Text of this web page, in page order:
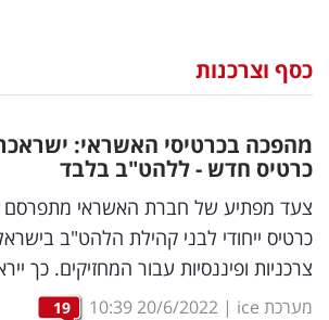
וצרכנות
דיגיטל
וטק
שיווק
ופרסום
כסף וצרכנות
מהפכה בכרטיסי האשראי:
כרטיס חדש - ללהט"ב בלבד
צעד מפתיע של חברת האשראי
כרטיס ייחודי לבני קהילת הלהט"ב
צרכניות ופיננסיות עבור המחזיקים. כך
מערכת ice |
20/6/2022
10:39
19